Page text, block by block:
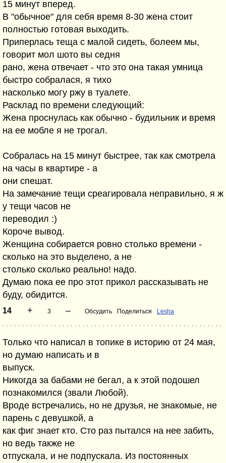
15 минут вперед.
В "обычное" для себя время 8-30 жена стоит
полностью готовая выходить.
Приперлась теща с малой сидеть, болеем мы,
говорит мол шото вы седня
рано, жена отвечает - что это она такая умница
быстро собралася, я тихо
насколько могу ржу в туалете.
Расклад по времени следующий:
Жена проснулась как обычно - будильник и время
на ее мобле я не трогал.
Собралась на 15 минут быстрее, так как смотрела
на часы в квартире - а
они спешат.
На замечание тещи среагировала неправильно, я ж
у тещи часов не
переводил :)
Короче вывод.
Женщина собирается ровно столько времени -
сколько на это выделено, а не
столько сколько реально! надо.
Думаю пока ее про этот прикол рассказывать не
буду, обидится.
14 + 3 – Обсудить Поделиться Lesha
Только что написал в топике в историю от 24 мая,
но думаю написать и в
выпуск.
Никогда за бабами не бегал, а к этой подошел
познакомился (звали Любой).
Вроде встречались, но не друзья, не знакомые, не
парень с девушкой, а
как фиг знает кто. Сто раз пытался на нее забить,
но ведь также не
отпускала, и не подпускала. Из постоянных